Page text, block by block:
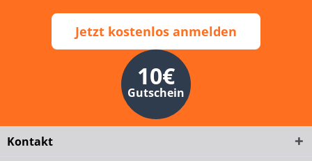
Jetzt kostenlos anmelden
10€
Gutschein
Kontakt